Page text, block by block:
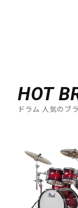
HOT
ドラム 人気のブ